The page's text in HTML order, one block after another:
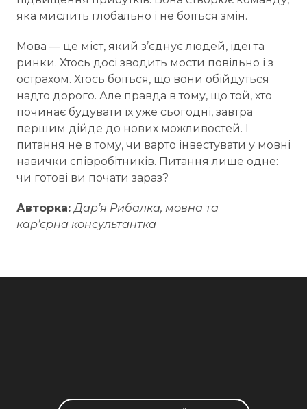
яка мислить глобально і не боїться змін.
Мова — це міст, який з’єднує людей, ідеї та
ринки. Хтось досі зводить мости повільно і з
острахом. Хтось боїться, що вони обійдуться
надто дорого. Але правда в тому, що той, хто
починає будувати їх уже сьогодні, завтра
першим дійде до нових можливостей. І
питання не в тому, чи варто інвестувати у мовні
навички співробітників. Питання лише одне:
чи готові ви почати зараз?
Авторка:Дарʼя Рибалка, мовна та
карʼєрна консультантка